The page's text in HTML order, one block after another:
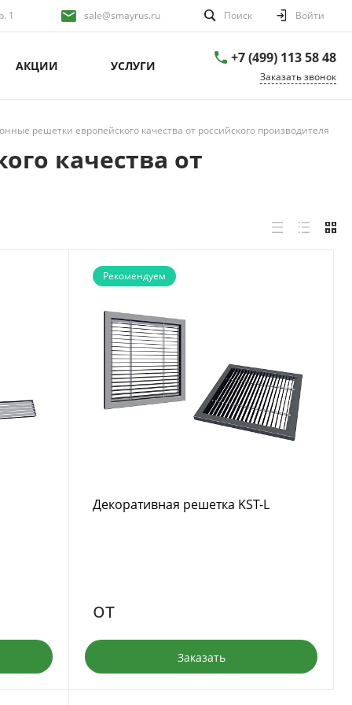
1 sale@smayrus.ru Поиск Войти
АКЦИИ УСЛУГИ +7 (499) 113 58 48
Заказать звонок
решетки европейского качества от российского производителя
качества от
Рекомендуем
Декоративная решетка KST-L
от
Заказать